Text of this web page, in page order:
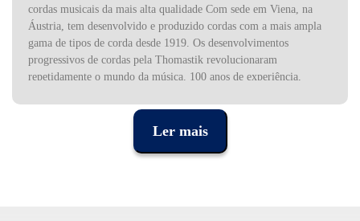
cordas musicais da mais alta qualidade Com sede em Viena, na
Áustria, tem desenvolvido e produzido cordas com a mais ampla
gama de tipos de corda desde 1919. Os desenvolvimentos
progressivos de cordas pela Thomastik revolucionaram
repetidamente o mundo da música. 100 anos de experiência,
materiais, bem como desenvolvimentos inovadores em engenharia
mecânica, criam som e inspiração dia após dia. Seja para
instrumentos de arco, dedilhados ou para "world music", as cordas
vienenses da Thomastik impressionam nas ruas e palcos de todo o
Ler mais